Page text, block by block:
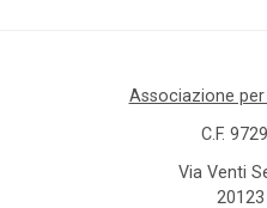
Associazione
C.F.
Via Venti